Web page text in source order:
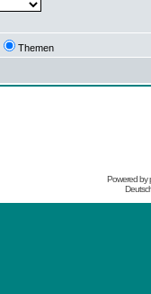
Themen
Powered by